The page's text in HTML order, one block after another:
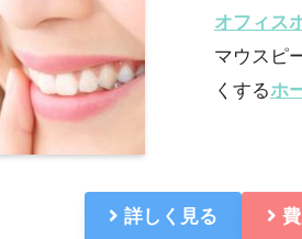
オフィス
マウスピ
くするホ
詳しく見る